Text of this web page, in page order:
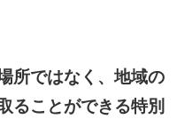
所ではなく、地域の
ることができる特別